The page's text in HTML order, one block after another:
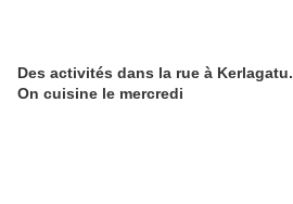
Des activités dans la rue à Kerlagatu.
On cuisine le mercredi